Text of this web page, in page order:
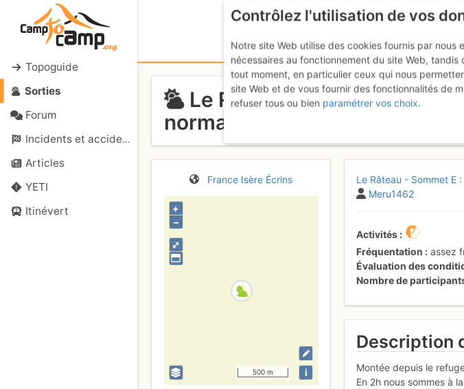
Topoguide
Sorties
Forum
Incidents et accidents
Articles
YETI
Itinévert
Le Râteau - Sommet E :
normale)
France Isère Écrins
⤢
+
–
500 m i
Le Râteau - Sommet E
Meru1462
Activités
Fréquentation
assez
Évaluation des
Nombre de
Description
Montée depuis le
En 2h nous sommes à
Contrôlez l'utilisation de vos
Notre site Web utilise des cookies fournis par nous
nécessaires au fonctionnement du site Web,
tout moment, en particulier ceux qui nous
site Web et de vous fournir des fonctionnalités de
refuser tous ou bien paramétrer vos choix.